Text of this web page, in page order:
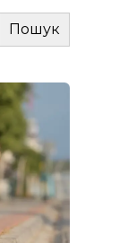
Пошук